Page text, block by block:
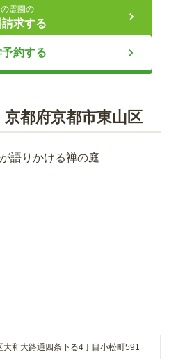
部
に抱かれた場所です。 暖かい陽
らかな風を感じられます。 四季
る自然豊かな環境で、狸やイタ
もできます。 一般墓だけではな
くのはできないため、まず京
阪駅」まで行き、徒歩約3分の
スしやすく助かります
口コミをすべて見る（
の霊園の
請求する
予約する
京都府京都市東山区
和大路通四条下る4丁目小松町591